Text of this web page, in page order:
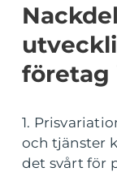
företag
1.
och tjänster
det svårt för